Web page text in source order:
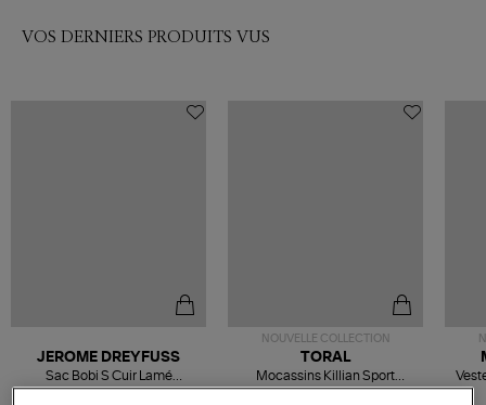
VOS DERNIERS PRODUITS VUS
JEROME DREYFUSS
Sac Bobi S Cuir Lamé
Champagne
NOUVELLE COLLECTION
TORAL
Mocassins Killian Sport
Mousse